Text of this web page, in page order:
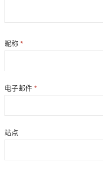
昵称 *
电子邮件 *
站点